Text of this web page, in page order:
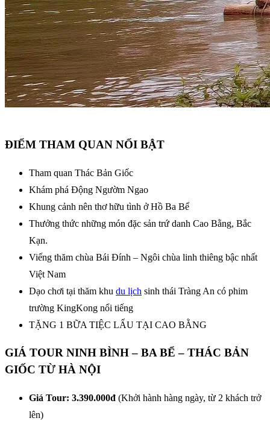
ĐIỂM THAM QUAN NỔI BẬT
Tham quan Thác Bản Giốc
Khám phá Động Ngườm Ngao
Khung cảnh nên thơ hữu tình ở Hồ Ba Bể
Thưởng thức những món đặc sản trứ danh Cao Bằng, Bắc
Kạn.
Viếng thăm chùa Bái Đính – Ngôi chùa linh thiêng bậc nhất
Việt Nam
Dạo chơi tại thăm khu du lịch sinh thái Tràng An có phim
trường KingKong nổi tiếng
TẶNG 1 BỮA TIỆC LẨU TẠI CAO BẰNG
GIÁ TOUR NINH BÌNH – BA BỂ – THÁC BẢN
GIỐC TỪ HÀ NỘI
Giá Tour: 3.390.000đ (Khởi hành hàng ngày, từ 2 khách trở
lên)